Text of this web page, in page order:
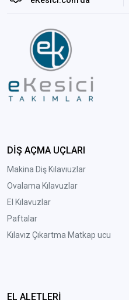
DİŞ AÇMA UÇLARI
Makina Diş Kılavıuzlar
Ovalama Kılavuzlar
El Kılavuzlar
Paftalar
Kılavız Çıkartma Matkap ucu
EL ALETLERİ